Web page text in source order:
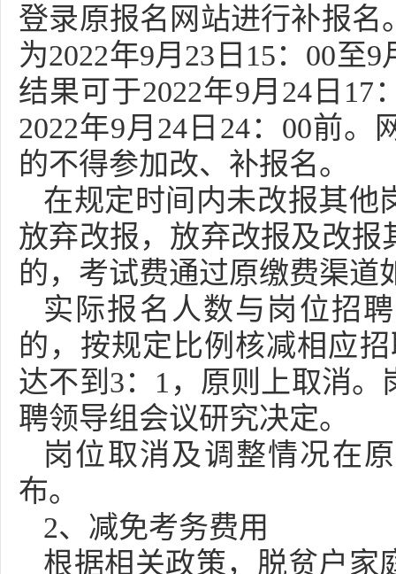
登录原报名网站进行补报
为2022年9月23日15：00至
结果可于2022年9月24日17
2022年9月24日24：00前
的不得参加改、补报名。
在规定时间内未改报其他
放弃改报，放弃改报及改
的，考试费通过原缴费渠道
实际报名人数与岗位招
的，按规定比例核减相应
达不到3：1，原则上取消
聘领导组会议研究决定。
岗位取消及调整情况在
布。
2、减免考务费用
根据相关政策，脱贫户家